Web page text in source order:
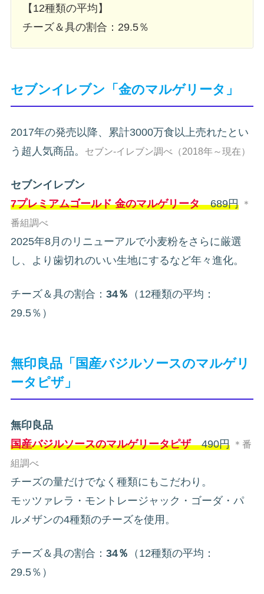
【12種類の平均】
チーズ＆具の割合：29.5％
セブンイレブン「金のマルゲリータ」
2017年の発売以降、累計3000万食以上売れたとい
う超人気商品。
セブン-イレブン調べ（2018年～現在）
セブンイレブン
7プレミアムゴールド 金のマルゲリータ689円 ＊
番組調べ
2025年8月のリニューアルで小麦粉をさらに厳選
し、より歯切れのいい生地にするなど年々進化。
チーズ＆具の割合： 34％ （12種類の平均：
29.5％）
無印良品「国産バジルソースのマルゲリ
ータピザ」
無印良品
国産バジルソースのマルゲリータピザ490円 ＊番
組調べ
チーズの量だけでなく種類にもこだわり。
モッツァレラ・モントレージャック・ゴーダ・パ
ルメザンの4種類のチーズを使用。
チーズ＆具の割合： 34％ （12種類の平均：
29.5％）